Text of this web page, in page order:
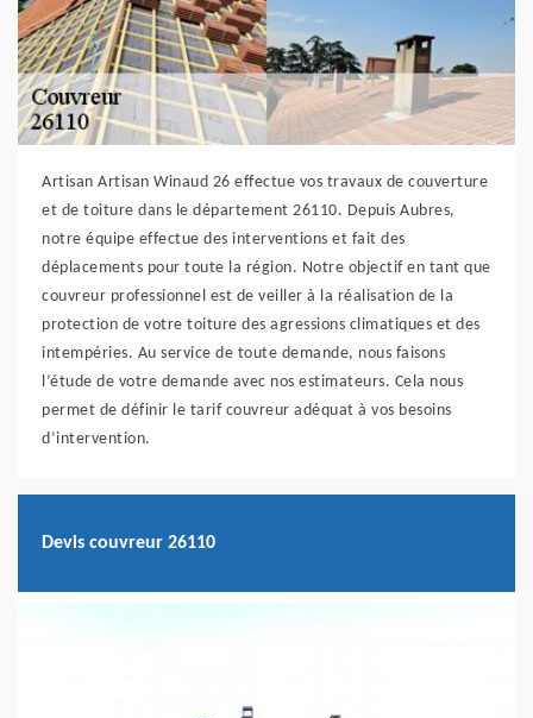
Artisan Artisan Winaud 26 effectue vos travaux de couverture
et de toiture dans le département 26110. Depuis Aubres,
notre équipe effectue des interventions et fait des
déplacements pour toute la région. Notre objectif en tant que
couvreur professionnel est de veiller à la réalisation de la
protection de votre toiture des agressions climatiques et des
intempéries. Au service de toute demande, nous faisons
l’étude de votre demande avec nos estimateurs. Cela nous
permet de définir le tarif couvreur adéquat à vos besoins
d’intervention.
Devis couvreur 26110